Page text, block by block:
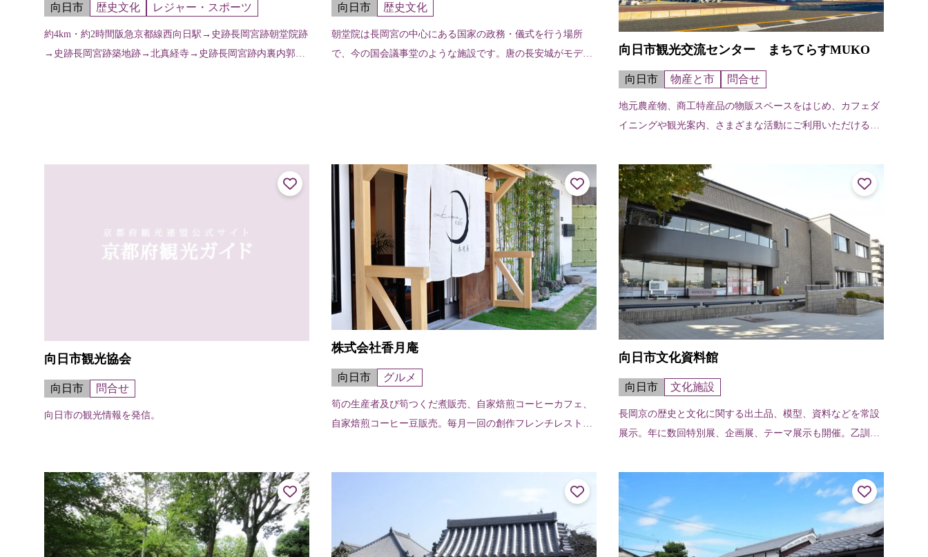
向日市 歴史文化 レジャー・スポーツ
約4km・約2時間阪急京都線西向日駅→史跡長岡宮跡朝堂院跡
→史跡長岡宮跡築地跡→北真経寺→史跡長岡宮跡内裏内郭築
向日市 歴史文化
朝堂院は長岡宮の中心にある国家の政務・儀式を行う場所
で、今の国会議事堂のような施設です。唐の長安城がモデル
向日市観光交流センター まちてらすMUKO
向日市 物産と市 問合せ
地元農産物、商工特産品の物販スペースをはじめ、カフェダ
イニングや観光案内、さまざまな活動にご利用いただける地
機能を備えた観光施設です。
向日市観光協会
向日市 問合せ
向日市の観光情報を発信。
株式会社香月庵
向日市 グルメ
筍の生産者及び筍つくだ煮販売、自家焙煎コーヒーカフェ、
自家焙煎コーヒー豆販売。毎月一回の創作フレンチレストラ
向日市文化資料館
向日市 文化施設
長岡京の歴史と文化に関する出土品、模型、資料などを常設
展示。年に数回特別展、企画展、テーマ展示も開催。乙訓地